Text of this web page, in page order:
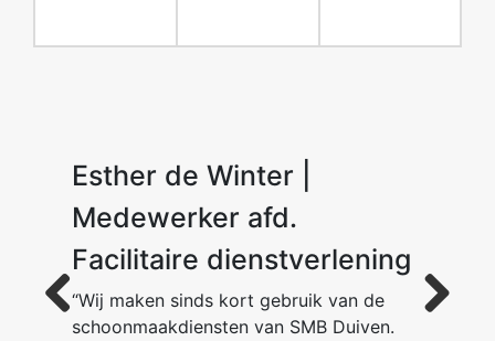
Esther de Winter |
Medewerker afd.
Facilitaire dienstverlening
“Wij maken sinds kort gebruik van de
schoonmaakdiensten van SMB Duiven.
Dion van der Ent
M. K.
Previous